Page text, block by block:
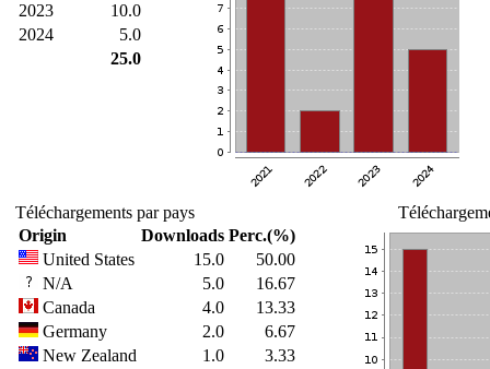
2023
10.0
2024
5.0
25.0
Téléchargements par pays
Origin
Downloads Perc.(%)
United States
15.0
50.00
N/A
5.0
16.67
Canada
4.0
13.33
Germany
2.0
6.67
New Zealand
1.0
3.33